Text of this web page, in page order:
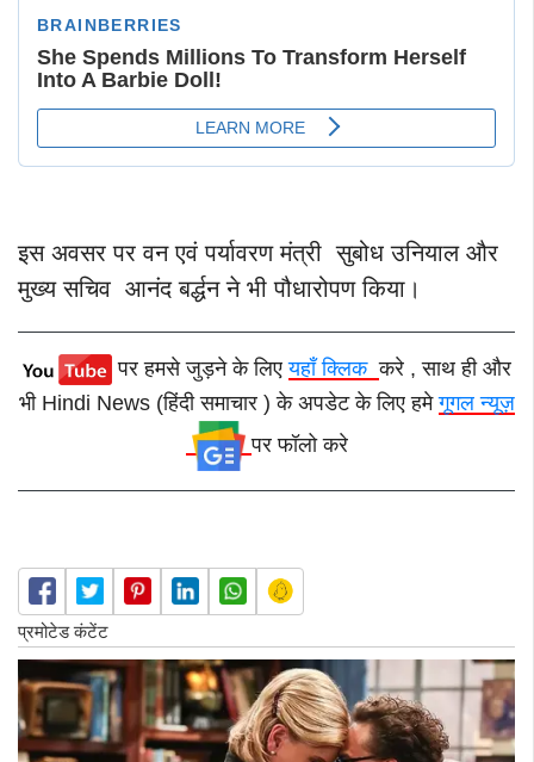
इस अवसर पर वन एवं पर्यावरण मंत्री सुबोध उनियाल और
मुख्य सचिव आनंद बर्द्धन ने भी पौधारोपण किया।
पर हमसे जुड़ने के लिएयहाँ क्लिककरे , साथ ही और
भी Hindi News (हिंदी समाचार ) के अपडेट के लिए हमेगूगल न्यूज़
पर फॉलो करे